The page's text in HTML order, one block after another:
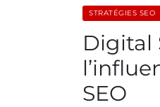
STRATÉGIES SEO
Digital
SEO